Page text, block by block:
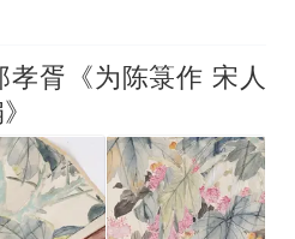
胥《为陈箓作 宋人